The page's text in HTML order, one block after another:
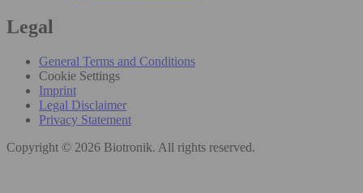
Legal
General Terms and Conditions
Cookie Settings
Imprint
Legal Disclaimer
Privacy Statement
Copyright © 2026 Biotronik. All rights reserved.